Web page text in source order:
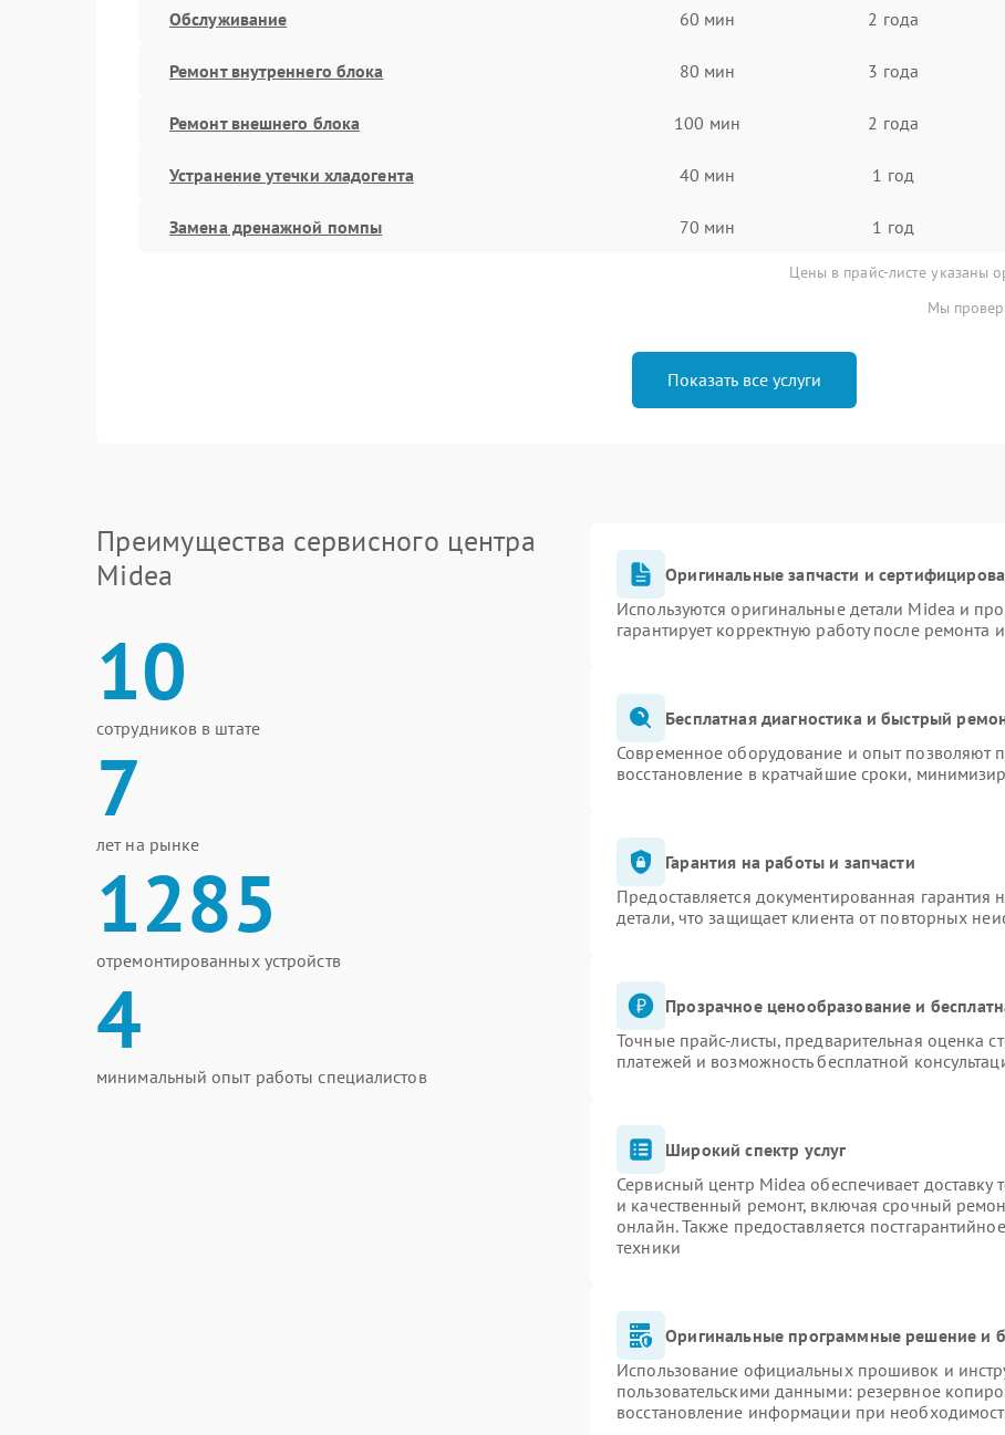
Обслуживание 60 мин 2 года
Ремонт внутреннего блока 80 мин 3 года
Ремонт внешнего блока 100 мин 2 года
Устранение утечки хладогента 40 мин 1 год
Замена дренажной помпы 70 мин 1 год
Цены в прайс-листе указаны
Мы
Показать все услуги
Преимущества сервисного центра
Midea
10
сотрудников в штате
7
лет на рынке
1285
отремонтированных устройств
4
минимальный опыт работы специалистов
Оригинальные запчасти и
Используются оригинальные детали Midea и
гарантирует корректную работу после ремонта
Бесплатная диагностика и быстрый
Современное оборудование и опыт позволяют
восстановление в кратчайшие сроки,
Гарантия на работы и запчасти
Предоставляется документированная
детали, что защищает клиента от повторных
Прозрачное ценообразование и
Точные прайс-листы, предварительная оценка
платежей и возможность бесплатной
Широкий спектр услуг
Сервисный центр Midea обеспечивает
и качественный ремонт, включая срочный
онлайн. Также предоставляется
техники
Оригинальные программные решение и
Использование официальных прошивок и
пользовательскими данными: резервное
восстановление информации при